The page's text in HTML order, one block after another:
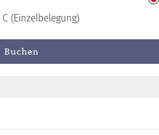
(Einzelbelegung)
Buchen